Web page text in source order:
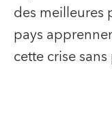
des meilleures
pays
cette crise